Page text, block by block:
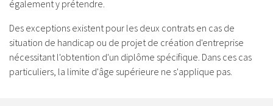
également y prétendre.
Des exceptions existent pour les deux contrats en cas de
situation de handicap ou de projet de création d'entreprise
nécessitant l'obtention d'un diplôme spécifique. Dans ces cas
particuliers, la limite d'âge supérieure ne s'applique pas.